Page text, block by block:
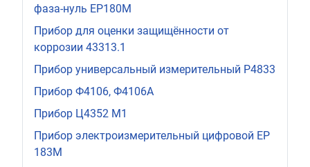
фаза-нуль ЕР180М
Прибор для оценки защищённости от
коррозии 43313.1
Прибор универсальный измерительный Р4833
Прибор Ф4106, Ф4106А
Прибор Ц4352 М1
Прибор электроизмерительный цифровой ЕР
183М